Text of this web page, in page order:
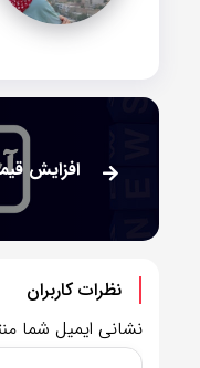
نظرات کاربران
نشانی ایمیل شما